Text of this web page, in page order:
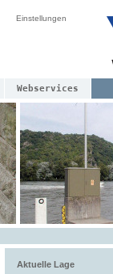
Einstellungen
Webservices
Aktuelle Lage